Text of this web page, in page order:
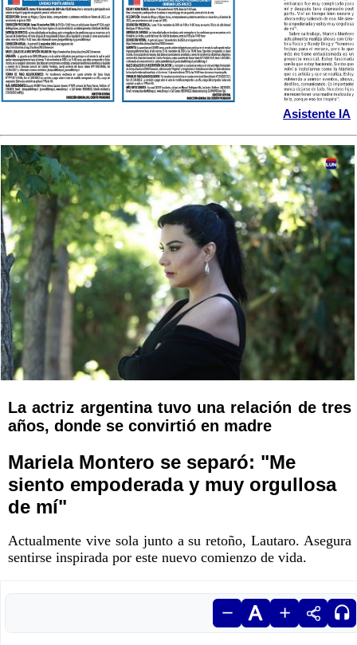
Asistente IA
La actriz argentina tuvo una relación de tres
años, donde se convirtió en madre
Mariela Montero se separó: "Me
siento empoderada y muy orgullosa
de mí"
Actualmente vive sola junto a su retoño, Lautaro. Asegura
sentirse inspirada por este nuevo comienzo de vida.